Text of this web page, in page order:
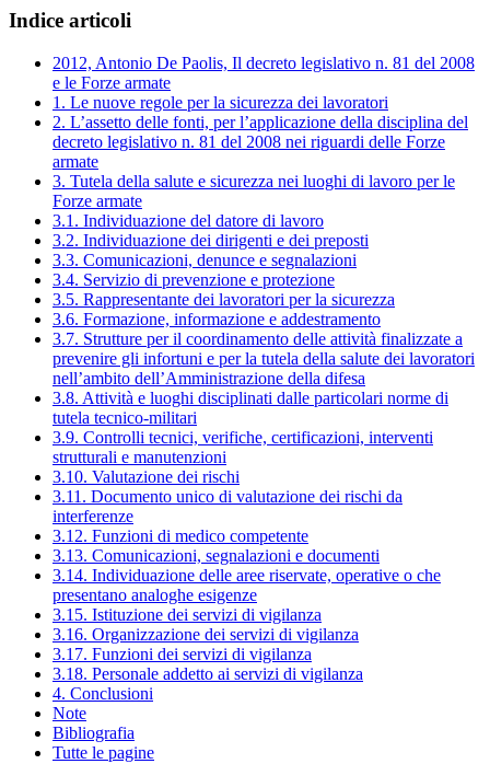
Indice articoli
2012, Antonio De Paolis, Il decreto legislativo n. 81 del 2008
e le Forze armate
1. Le nuove regole per la sicurezza dei lavoratori
2. L’assetto delle fonti, per l’applicazione della disciplina del
decreto legislativo n. 81 del 2008 nei riguardi delle Forze
armate
3. Tutela della salute e sicurezza nei luoghi di lavoro per le
Forze armate
3.1. Individuazione del datore di lavoro
3.2. Individuazione dei dirigenti e dei preposti
3.3. Comunicazioni, denunce e segnalazioni
3.4. Servizio di prevenzione e protezione
3.5. Rappresentante dei lavoratori per la sicurezza
3.6. Formazione, informazione e addestramento
3.7. Strutture per il coordinamento delle attività finalizzate a
prevenire gli infortuni e per la tutela della salute dei lavoratori
nell’ambito dell’Amministrazione della difesa
3.8. Attività e luoghi disciplinati dalle particolari norme di
tutela tecnico-militari
3.9. Controlli tecnici, verifiche, certificazioni, interventi
strutturali e manutenzioni
3.10. Valutazione dei rischi
3.11. Documento unico di valutazione dei rischi da
interferenze
3.12. Funzioni di medico competente
3.13. Comunicazioni, segnalazioni e documenti
3.14. Individuazione delle aree riservate, operative o che
presentano analoghe esigenze
3.15. Istituzione dei servizi di vigilanza
3.16. Organizzazione dei servizi di vigilanza
3.17. Funzioni dei servizi di vigilanza
3.18. Personale addetto ai servizi di vigilanza
4. Conclusioni
Note
Bibliografia
Tutte le pagine